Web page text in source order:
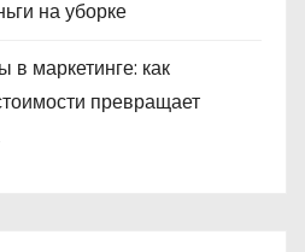
на уборке
маркетинге: как
превращает